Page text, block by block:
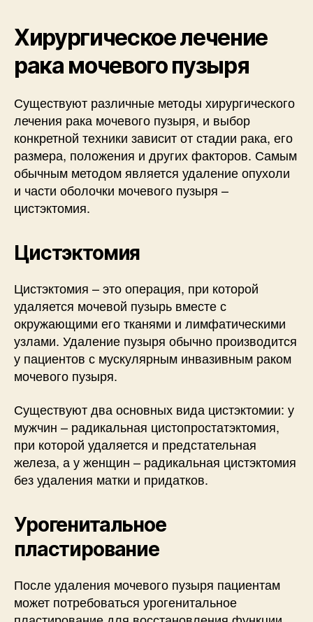
Хирургическое лечение
рака мочевого пузыря
Существуют различные методы хирургического
лечения рака мочевого пузыря, и выбор
конкретной техники зависит от стадии рака, его
размера, положения и других факторов. Самым
обычным методом является удаление опухоли
и части оболочки мочевого пузыря –
цистэктомия.
Цистэктомия
Цистэктомия – это операция, при которой
удаляется мочевой пузырь вместе с
окружающими его тканями и лимфатическими
узлами. Удаление пузыря обычно производится
у пациентов с мускулярным инвазивным раком
мочевого пузыря.
Существуют два основных вида цистэктомии: у
мужчин – радикальная цистопростатэктомия,
при которой удаляется и предстательная
железа, а у женщин – радикальная цистэктомия
без удаления матки и придатков.
Урогенитальное
пластирование
После удаления мочевого пузыря пациентам
может потребоваться урогенитальное